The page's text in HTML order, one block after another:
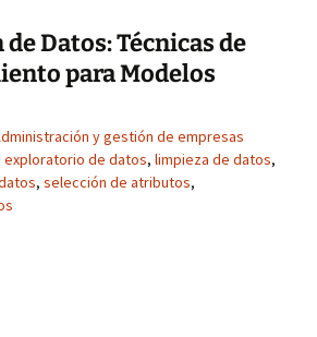
Datos: Técnicas de
para Modelos
y gestión de empresas
exploratorio de datos, limpieza de datos,
, selección de atributos,